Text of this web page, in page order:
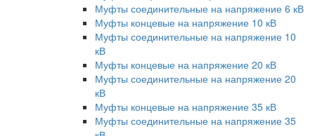
Муфты соединительные на напряжение 6 кВ
Муфты концевые на напряжение 10 кВ
Муфты соединительные на напряжение 10
кВ
Муфты концевые на напряжение 20 кВ
Муфты соединительные на напряжение 20
кВ
Муфты концевые на напряжение 35 кВ
Муфты соединительные на напряжение 35